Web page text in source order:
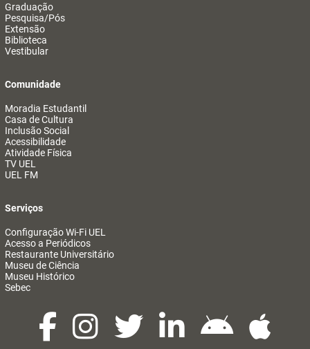
Graduação
Pesquisa/Pós
Extensão
Biblioteca
Vestibular
Comunidade
Moradia Estudantil
Casa de Cultura
Inclusão Social
Acessibilidade
Atividade Física
TV UEL
UEL FM
Serviços
Configuração Wi-Fi UEL
Acesso a Periódicos
Restaurante Universitário
Museu de Ciência
Museu Histórico
Sebec